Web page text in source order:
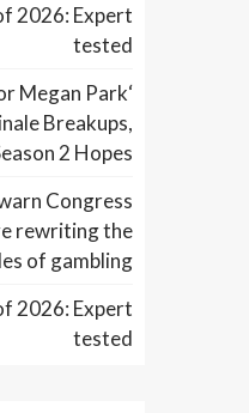
2026: Expert
tested
Megan Park
Breakups,
2 Hopes
Congress
rewriting the
of gambling
2026: Expert
tested